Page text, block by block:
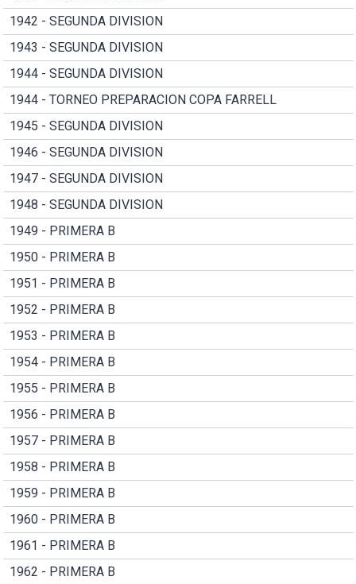
1942 - SEGUNDA DIVISION
1943 - SEGUNDA DIVISION
1944 - SEGUNDA DIVISION
1944 - TORNEO PREPARACION COPA FARRELL
1945 - SEGUNDA DIVISION
1946 - SEGUNDA DIVISION
1947 - SEGUNDA DIVISION
1948 - SEGUNDA DIVISION
1949 - PRIMERA B
1950 - PRIMERA B
1951 - PRIMERA B
1952 - PRIMERA B
1953 - PRIMERA B
1954 - PRIMERA B
1955 - PRIMERA B
1956 - PRIMERA B
1957 - PRIMERA B
1958 - PRIMERA B
1959 - PRIMERA B
1960 - PRIMERA B
1961 - PRIMERA B
1962 - PRIMERA B